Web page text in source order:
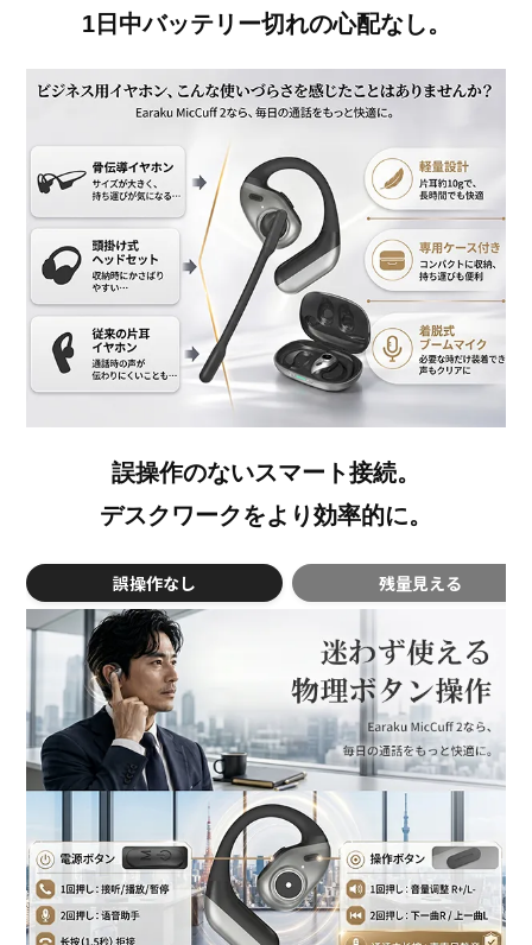
1日中バッテリー切れの心配なし。
誤操作のないスマート接続。
デスクワークをより効率的に。
誤操作なし 残量見える